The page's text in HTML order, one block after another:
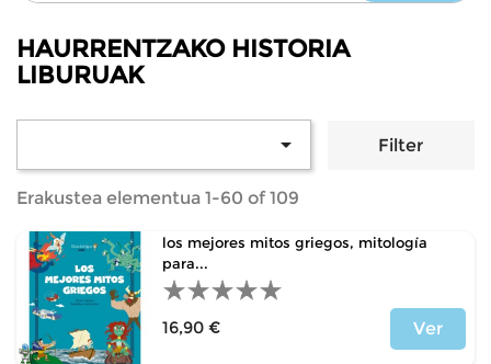
HAURRENTZAKO HISTORIA
LIBURUAK
 Filter
Erakustea elementua 1-60 of 109
los mejores mitos griegos, mitología
para...
16,90 €
Ver